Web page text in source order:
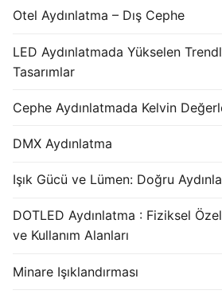
Otel Aydınlatma – Dış Cephe
LED Aydınlatmada Yükselen
Tasarımlar
Cephe Aydınlatmada Kelvin
DMX Aydınlatma
Işık Gücü ve Lümen: Doğru
DOTLED Aydınlatma : Fiziksel
ve Kullanım Alanları
Minare Işıklandırması